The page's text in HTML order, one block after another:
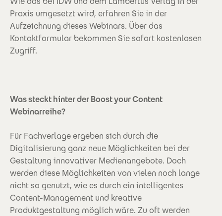
Praxis umgesetzt wird, erfahren Sie in der
Aufzeichnung dieses Webinars. Über das
Kontaktformular bekommen Sie sofort kostenlosen
Zugriff.
Was steckt hinter der Boost your Content
Webinarreihe?
Für Fachverlage ergeben sich durch die
Digitalisierung ganz neue Möglichkeiten bei der
Gestaltung innovativer Medienangebote. Doch
werden diese Möglichkeiten von vielen noch lange
nicht so genutzt, wie es durch ein intelligentes
Content-Management und kreative
Produktgestaltung möglich wäre. Zu oft werden